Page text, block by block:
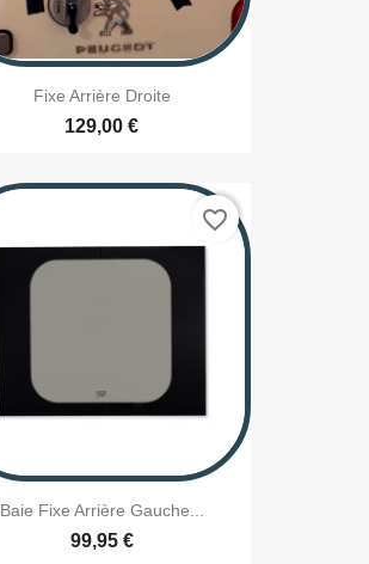
Fixe Arrière Droite
129,00 €
Baie Fixe Arrière Gauche...
99,95 €
favorite_border